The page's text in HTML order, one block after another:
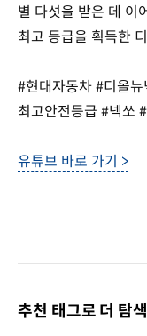
별 다섯을 받은 데 이
최고 등급을 획득한
#현대자동차 #디올
최고안전등급 #넥쏘
유튜브 바로 가기 >
추천 태그로 더 탐